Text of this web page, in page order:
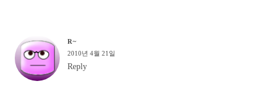
R~
2010년 4월 21일
Reply